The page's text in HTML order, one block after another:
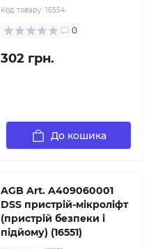
Код товару: 16554
0
302 грн.
До кошика
AGB Art. A409060001
DSS пристрій-мікроліфт
(пристрій безпеки і
підйому) (16551)